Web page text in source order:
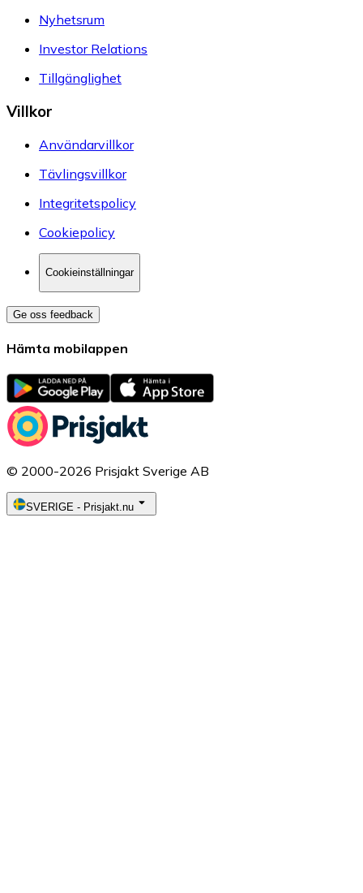
Nyhetsrum
Investor Relations
Tillgänglighet
Villkor
Användarvillkor
Tävlingsvillkor
Integritetspolicy
Cookiepolicy
Cookieinställningar
Ge oss feedback
Hämta mobilappen
© 2000-2026 Prisjakt Sverige AB
SVERIGE - Prisjakt.nu